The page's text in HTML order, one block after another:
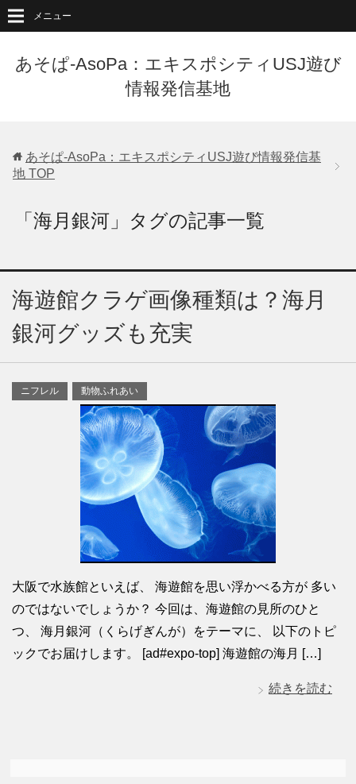
あそぱ-AsoPa：エキスポシティUSJ遊び
情報発信基地
メニュー
あそぱ-AsoPa：エキスポシティUSJ遊び情報発信基
地 TOP
「海月銀河」タグの記事一覧
海遊館クラゲ画像種類は？海月
銀河グッズも充実
ニフレル 動物ふれあい
大阪で水族館といえば、 海遊館を思い浮かべる方が 多い
のではないでしょうか？ 今回は、海遊館の見所のひと
つ、 海月銀河（くらげぎんが）をテーマに、 以下のトピ
ックでお届けします。 [ad#expo-top] 海遊館の海月 […]
続きを読む